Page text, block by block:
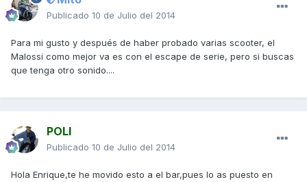
Publicado 10 de Julio del 2014
Para mi gusto y después de haber probado varias scooter, el
Malossi como mejor va es con el escape de serie, pero si buscas
que tenga otro sonido....
POLI
Publicado 10 de Julio del 2014
Hola Enrique,te he movido esto a el bar,pues lo as puesto en